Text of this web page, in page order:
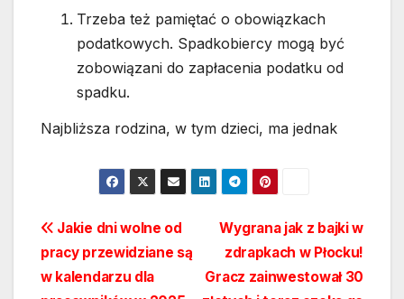
Trzeba też pamiętać o obowiązkach
podatkowych. Spadkobiercy mogą być
zobowiązani do zapłacenia podatku od
spadku.
Najbliższa rodzina, w tym dzieci, ma jednak
Nawigacja
wpisu
Wygrana jak z bajki w
zdrapkach w Płocku!
Gracz zainwestował 30
Jakie dni wolne od
pracy przewidziane są
w kalendarzu dla